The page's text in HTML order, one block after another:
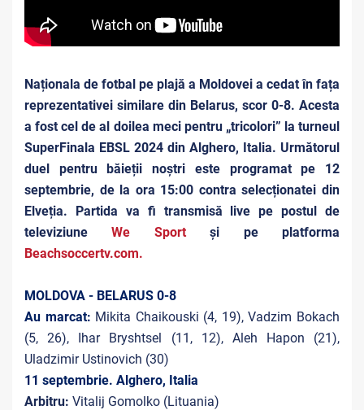
Naționala de fotbal pe plajă a Moldovei a cedat în fața
reprezentativei similare din Belarus, scor 0-8. Acesta
a fost cel de al doilea meci pentru „tricolori” la turneul
SuperFinala EBSL 2024 din Alghero, Italia. Următorul
duel pentru băieții noștri este programat pe 12
septembrie, de la ora 15:00 contra selecționatei din
Elveția. Partida va fi transmisă live pe postul de
televiziuneWe Sportși pe platforma
Beachsoccertv.com.
MOLDOVA - BELARUS 0-8
Au marcat: Mikita Chaikouski (4, 19), Vadzim Bokach
(5, 26), Ihar Bryshtsel (11, 12), Aleh Hapon (21),
Uladzimir Ustinovich (30)
11 septembrie. Alghero, Italia
Arbitru: Vitalij Gomolko (Lituania)